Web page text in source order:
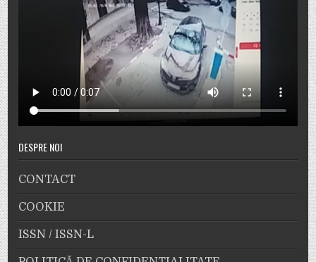
DESPRE NOI
CONTACT
COOKIE
ISSN / ISSN-L